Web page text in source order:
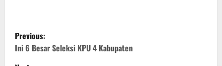
P
o
Previous:
Ini 6 Besar Seleksi KPU 4 Kabupaten